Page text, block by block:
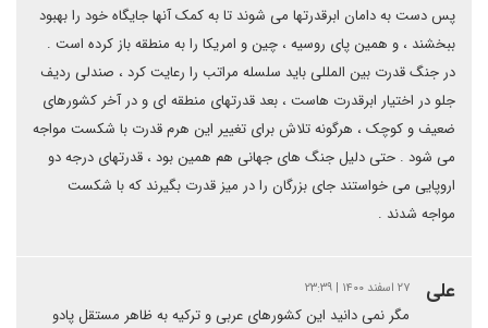
پس دست به دامان ابرقدرتها می شوند تا به کمک آنها جایگاه خود را بهبود
ببخشند ، و همین پای روسیه ، چین و امریکا را به منطقه باز کرده است .
در جنگ قدرت بین المللی باید سلسله مراتب را رعایت کرد ، صندلی ردیف
جلو در اختیار ابرقدرت هاست ، بعد قدرتهای منطقه ای و در آخر کشورهای
ضعیف و کوچک ، هرگونه تلاش برای تغییر این هرم قدرت با شکست مواجه
می شود . حتی دلیل جنگ های جهانی هم همین بود ، قدرتهای درجه دو
اروپایی می خواستند جای بزرگان را در میز قدرت بگیرند که با شکست
مواجه شدند .
علی ۲۷ اسفند ۱۴۰۰ | ۲۳:۳۹
مگر نمی دانید این کشورهای عربی و ترکیه به ظاهر مستقل پادو